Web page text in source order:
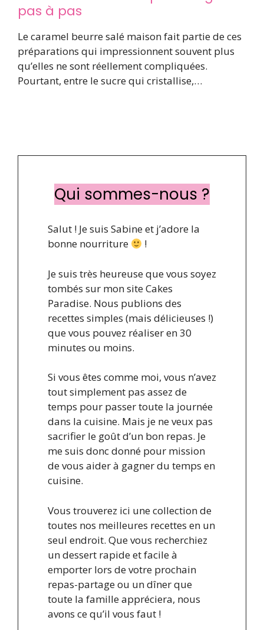
pas à pas
Le caramel beurre salé maison fait partie de ces
préparations qui impressionnent souvent plus
qu’elles ne sont réellement compliquées.
Pourtant, entre le sucre qui cristallise,…
Qui sommes-nous ?
Salut ! Je suis Sabine et j’adore la
bonne nourriture
!
Je suis très heureuse que vous soyez
tombés sur mon site Cakes
Paradise. Nous publions des
recettes simples (mais délicieuses !)
que vous pouvez réaliser en 30
minutes ou moins.
Si vous êtes comme moi, vous n’avez
tout simplement pas assez de
temps pour passer toute la journée
dans la cuisine. Mais je ne veux pas
sacrifier le goût d’un bon repas. Je
me suis donc donné pour mission
de vous aider à gagner du temps en
cuisine.
Vous trouverez ici une collection de
toutes nos meilleures recettes en un
seul endroit. Que vous recherchiez
un dessert rapide et facile à
emporter lors de votre prochain
repas-partage ou un dîner que
toute la famille appréciera, nous
avons ce qu’il vous faut !